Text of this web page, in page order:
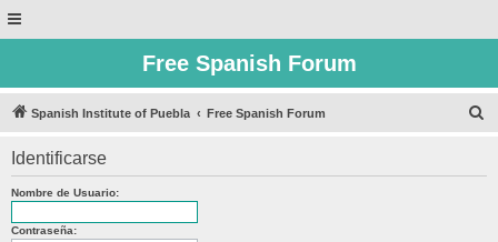
Free Spanish Forum
Spanish Institute of Puebla Free Spanish Forum
Identificarse
Nombre de Usuario:
Contraseña: